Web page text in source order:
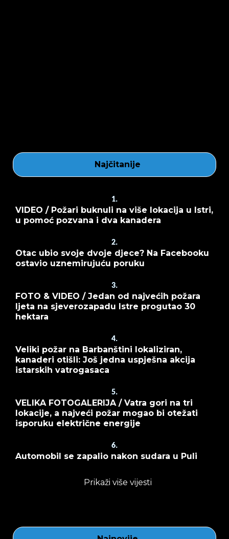
Najčitanije
1.
VIDEO / Požari buknuli na više lokacija u Istri,
u pomoć pozvana i dva kanadera
2.
Otac ubio svoje dvoje djece? Na Facebooku
ostavio uznemirujuću poruku
3.
FOTO & VIDEO / Jedan od najvećih požara
ljeta na sjeverozapadu Istre progutao 30
hektara
4.
Veliki požar na Barbanštini lokaliziran,
kanaderi otišli: Još jedna uspješna akcija
istarskih vatrogasaca
5.
VELIKA FOTOGALERIJA / Vatra gori na tri
lokacije, a najveći požar mogao bi otežati
isporuku električne energije
6.
Automobil se zapalio nakon sudara u Puli
Prikaži više vijesti